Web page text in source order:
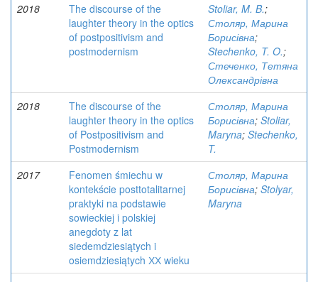
2018
The discourse of the
laughter theory in the optics
of postpositivism and
postmodernism
Stoliar, M. B.;
Столяр, Марина
Борисівна;
Stechenko, T. O.;
Стеченко, Тетяна
Олександрівна
2018
The discourse of the
laughter theory in the optics
of Postpositivism and
Postmodernism
Столяр, Марина
Борисівна; Stoliar,
Maryna; Stechenko,
T.
2017
Fenomen śmiechu w
kontekście posttotalitarnej
praktyki na podstawie
sowieckiej i polskiej
anegdoty z lat
siedemdziesiątych i
osiemdziesiątych ХХ wieku
Столяр, Марина
Борисівна; Stolyar,
Maryna